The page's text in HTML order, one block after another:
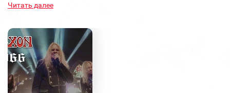
Читать далее